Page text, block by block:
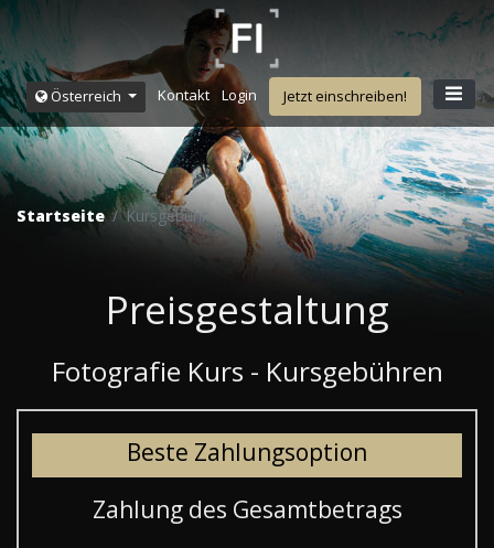
Österreich Kontakt Login Jetzt einschreiben!
Startseite Kursgebühr
Preisgestaltung
Fotografie Kurs - Kursgebühren
Beste Zahlungsoption
Zahlung des Gesamtbetrags